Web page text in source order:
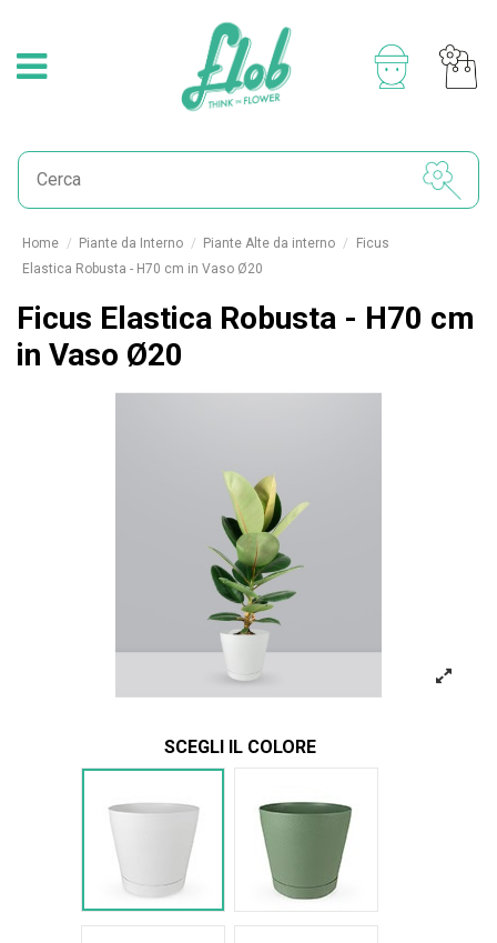
Home Piante da Interno Piante Alte da interno
Ficus
Elastica Robusta - H70 cm in Vaso Ø20
Ficus Elastica Robusta - H70 cm
in Vaso Ø20
SCEGLI IL COLORE